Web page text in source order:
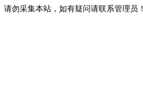
请勿采集本站，如有疑问请联系管理员！